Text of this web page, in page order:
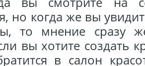
но когда же вы
то мнение сразу
вы хотите создать
в салон